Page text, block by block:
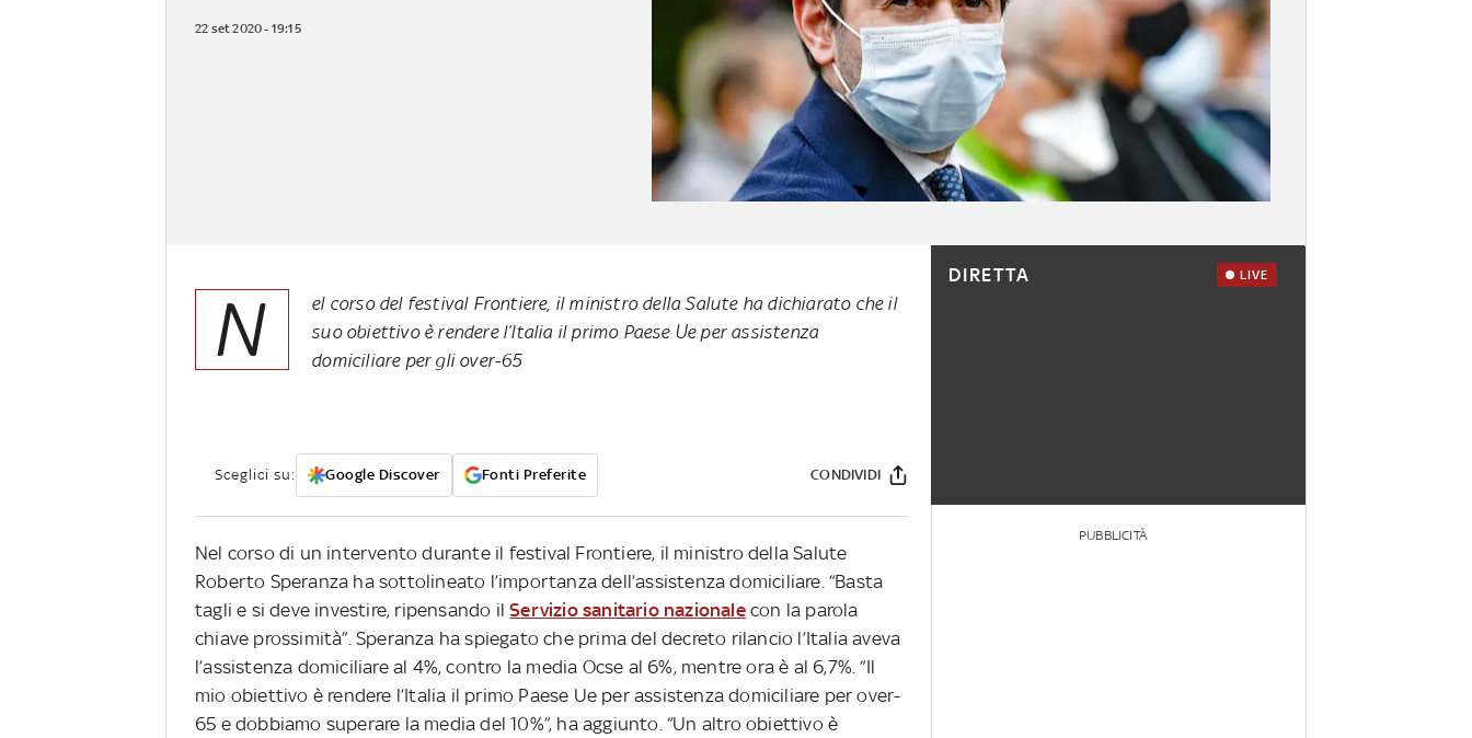
22 set 2020 - 19:15
N
el corso del festival Frontiere, il ministro della Salute ha dichiarato che il
suo obiettivo è rendere l’Italia il primo Paese Ue per assistenza
domiciliare per gli over-65
Sceglici su: Google Discover Fonti Preferite CONDIVIDI
Nel corso di un intervento durante il festival Frontiere, il ministro della Salute
Roberto Speranza ha sottolineato l’importanza dell’assistenza domiciliare. “Basta
tagli e si deve investire, ripensando ilServizio sanitario nazionalecon la parola
chiave prossimità”. Speranza ha spiegato che prima del decreto rilancio l’Italia aveva
l’assistenza domiciliare al 4%, contro la media Ocse al 6%, mentre ora è al 6,7%. “Il
mio obiettivo è rendere l’Italia il primo Paese Ue per assistenza domiciliare per over-
65 e dobbiamo superare la media del 10%”, ha aggiunto. “Un altro obiettivo è
DIRETTA LIVE
PUBBLICITÀ